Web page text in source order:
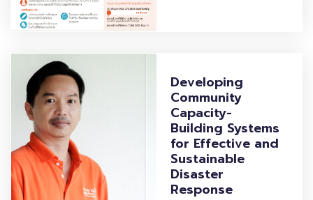
Developing
Community
Capacity-
Building Systems
for Effective and
Sustainable
Disaster
Response